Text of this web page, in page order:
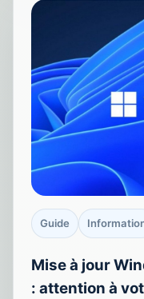
Guide
Mise à jour
: attention à